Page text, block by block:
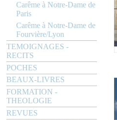
Carême à Notre-Dame de
Paris
Carême à Notre-Dame de
Fourvière/Lyon
TEMOIGNAGES -
RECITS
POCHES
BEAUX-LIVRES
FORMATION -
THEOLOGIE
REVUES